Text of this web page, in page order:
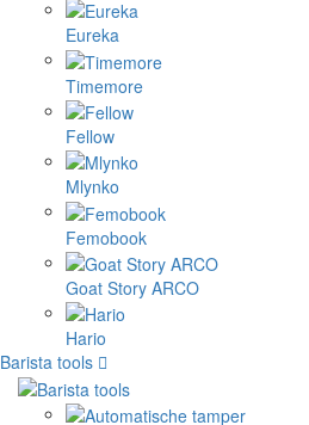
Eureka
Timemore
Fellow
Mlynko
Femobook
Goat Story ARCO
Hario
Barista tools